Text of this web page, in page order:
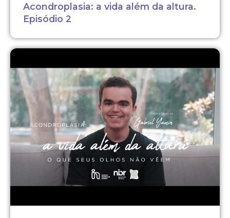
Acondroplasia: a vida além da altura.
Episódio 2